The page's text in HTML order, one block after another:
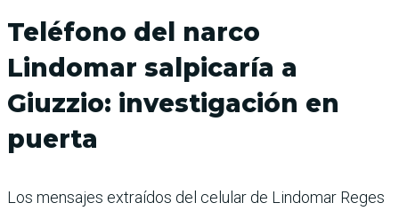
Teléfono del narco
Lindomar salpicaría a
Giuzzio: investigación en
puerta
Los mensajes extraídos del celular de Lindomar Reges